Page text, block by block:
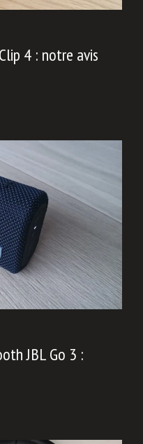
4 : notre avis
JBL Go 3 :